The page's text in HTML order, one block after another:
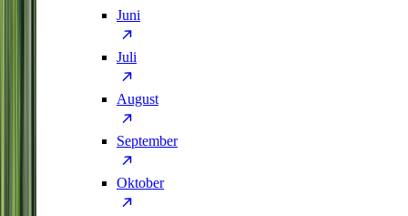
Juni
Juli
August
September
Oktober